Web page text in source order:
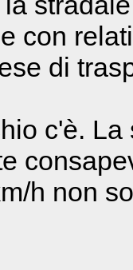
con
di
c'è.
h non